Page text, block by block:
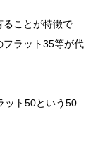
ることが特徴で
フラット35等が代
ット50という50